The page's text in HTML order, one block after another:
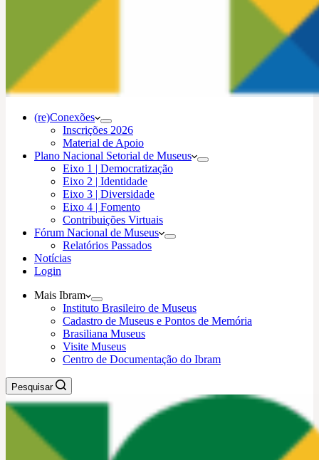
(re)Conexões
Inscrições 2026
Material de Apoio
Plano Nacional Setorial de Museus
Eixo 1 | Democratização
Eixo 2 | Identidade
Eixo 3 | Diversidade
Eixo 4 | Fomento
Contribuições Virtuais
Fórum Nacional de Museus
Relatórios Passados
Notícias
Login
Mais Ibram
Instituto Brasileiro de Museus
Cadastro de Museus e Pontos de Memória
Brasiliana Museus
Visite Museus
Centro de Documentação do Ibram
Pesquisar